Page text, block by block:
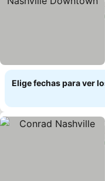
Elige fechas para ver